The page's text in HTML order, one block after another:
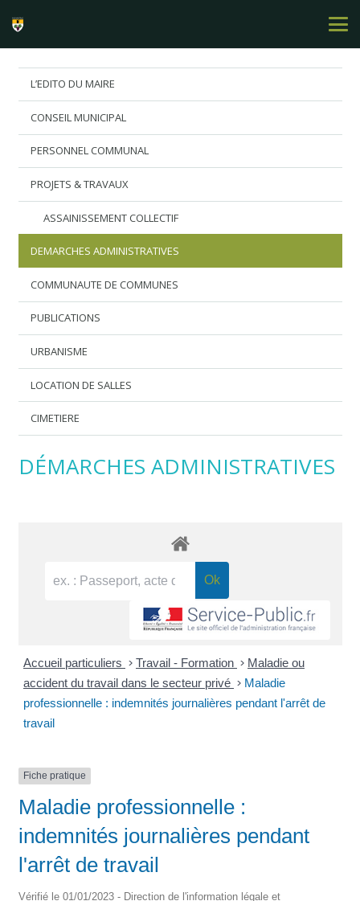
L’EDITO DU MAIRE
CONSEIL MUNICIPAL
PERSONNEL COMMUNAL
PROJETS & TRAVAUX
ASSAINISSEMENT COLLECTIF
DEMARCHES ADMINISTRATIVES
COMMUNAUTE DE COMMUNES
PUBLICATIONS
URBANISME
LOCATION DE SALLES
CIMETIERE
DÉMARCHES ADMINISTRATIVES
Accueil particuliers > Travail - Formation > Maladie ou
accident du travail dans le secteur privé > Maladie
professionnelle : indemnités journalières pendant l'arrêt de
travail
Fiche pratique
Maladie professionnelle :
indemnités journalières pendant
l'arrêt de travail
Vérifié le 01/01/2023 - Direction de l'information légale et